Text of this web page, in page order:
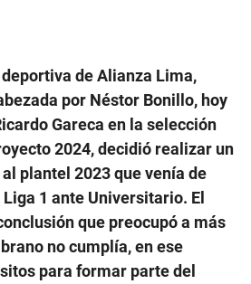
de Alianza Lima,
por Néstor Bonillo, hoy
Gareca en la selección
2024, decidió realizar un
plantel 2023 que venía de
1 ante Universitario. El
que preocupó a más
no cumplía, en ese
para formar parte del